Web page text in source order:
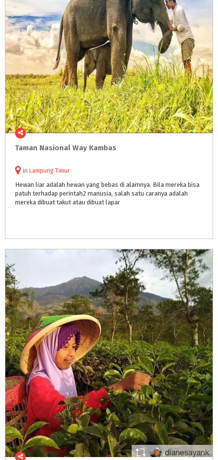
Taman Nasional Way Kambas
in Lampung Timur
Hewan liar adalah hewan yang bebas di alamnya. Bila mereka bisa
patuh terhadap perintah2 manusia, salah satu caranya adalah
mereka dibuat takut atau dibuat lapar